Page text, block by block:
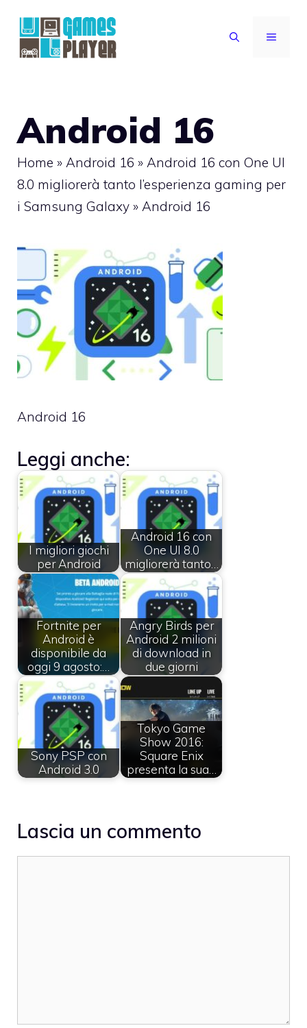
contenuto
MENU
Android 16
Home » Android 16 » Android 16 con One UI
8.0 migliorerà tanto l’esperienza gaming per
i Samsung Galaxy » Android 16
Android 16
Leggi anche:
I migliori giochi
per Android
Android 16 con
One UI 8.0
migliorerà tanto…
Fortnite per
Android è
disponibile da
oggi 9 agosto:…
Angry Birds per
Android 2 milioni
di download in
due giorni
Sony PSP con
Android 3.0
Tokyo Game
Show 2016:
Square Enix
presenta la sua…
Lascia un commento